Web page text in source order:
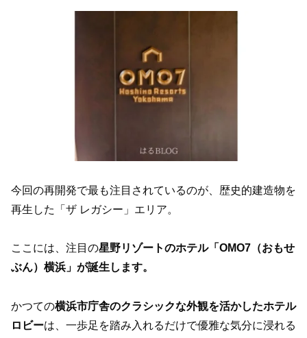
今回の再開発で最も注目されているのが、歴史的建造物を
再生した「ザ レガシー」エリア。
ここには、注目の星野リゾートのホテル「OMO7（おもせ
ぶん）横浜」が誕生します。
かつての横浜市庁舎のクラシックな外観を活かしたホテル
ロビーは、一歩足を踏み入れるだけで優雅な気分に浸れる